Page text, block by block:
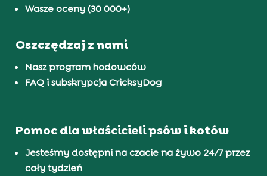
Wasze oceny (30 000+)
Oszczędzaj z nami
Nasz program hodowców
FAQ i subskrypcja CricksyDog
Pomoc dla właścicieli psów i kotów
Jesteśmy dostępni na czacie na żywo 24/7 przez
cały tydzień